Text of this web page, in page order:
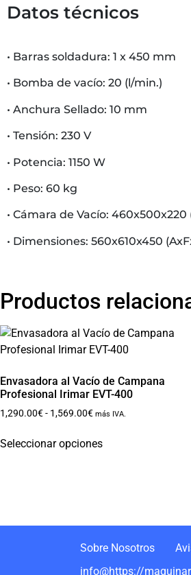
Datos técnicos
• Barras soldadura: 1 x 450 mm
• Bomba de vacío: 20 (l/min.)
• Anchura Sellado: 10 mm
• Tensión: 230 V
• Potencia: 1150 W
• Peso: 60 kg
• Cámara de Vacío:
• Dimensiones: 560x610x450
Productos
Envasadora al Vacío de Campana
Profesional Irimar EVT-400
1,290.00€- 1,569.00€ más IVA.
Seleccionar opciones
Sobre Nosotros
info@https://